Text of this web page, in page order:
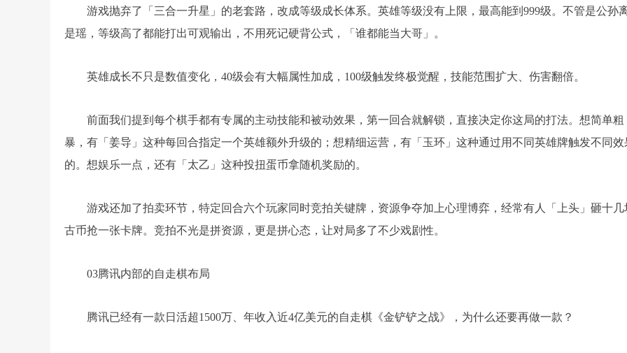
游戏抛弃了「三合一升星」的老套路，改成等级成长体系。英雄等级没有上限，最高能到999级。不管是公孙
是瑶，等级高了都能打出可观输出，不用死记硬背公式，「谁都能当大哥」。
英雄成长不只是数值变化，40级会有大幅属性加成，100级触发终极觉醒，技能范围扩大、伤害翻倍。
前面我们提到每个棋手都有专属的主动技能和被动效果，第一回合就解锁，直接决定你这局的打法。想简单粗
暴，有「姜导」这种每回合指定一个英雄额外升级的；想精细运营，有「玉环」这种通过用不同英雄牌触发不同效
的。想娱乐一点，还有「太乙」这种投扭蛋币拿随机奖励的。
游戏还加了拍卖环节，特定回合六个玩家同时竞拍关键牌，资源争夺加上心理博弈，经常有人「上头」砸十几
古币抢一张卡牌。竞拍不光是拼资源，更是拼心态，让对局多了不少戏剧性。
03腾讯内部的自走棋布局
腾讯已经有一款日活超1500万、年收入近4亿美元的自走棋《金铲铲之战》，为什么还要再做一款？